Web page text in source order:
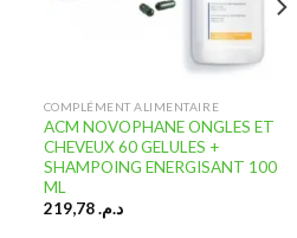
COMPLÉMENT ALIMENTAIRE
ACM NOVOPHANE ONGLES ET
CHEVEUX 60 GELULES +
SHAMPOING ENERGISANT 100
ML
د.م.219,78